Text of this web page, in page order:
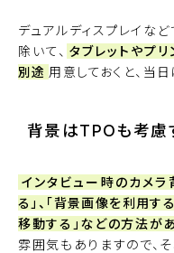
デュアルディスプレイな
除いて、 タブレットやプ
別途 用意しておくと、当日
背景はTPOも考慮
インタビュー時のカメ
る」、「背景画像を利用す
移動する」などの方法が
雰囲気もありますので、